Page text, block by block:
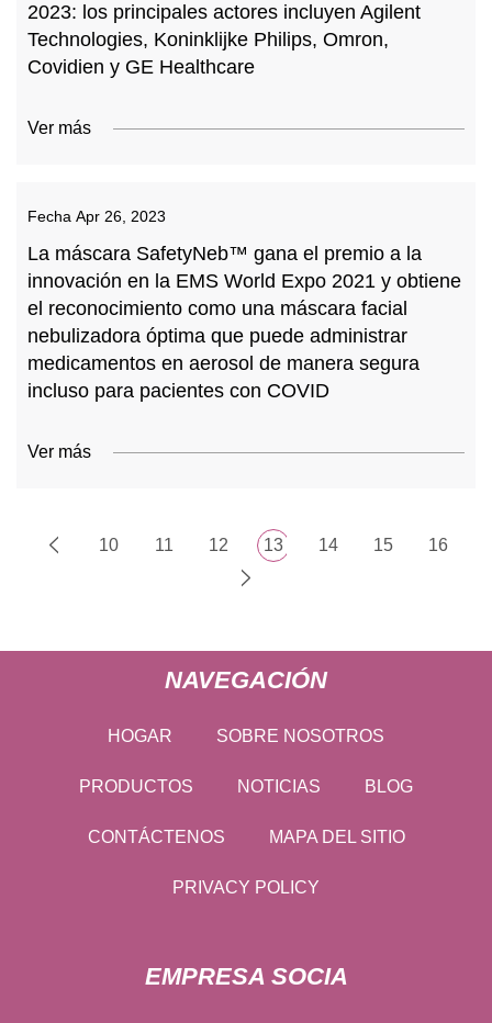
2023: los principales actores incluyen Agilent
Technologies, Koninklijke Philips, Omron,
Covidien y GE Healthcare
Ver más
Fecha Apr 26, 2023
La máscara SafetyNeb™ gana el premio a la
innovación en la EMS World Expo 2021 y obtiene
el reconocimiento como una máscara facial
nebulizadora óptima que puede administrar
medicamentos en aerosol de manera segura
incluso para pacientes con COVID
Ver más
10 11 12 13 14 15 16
NAVEGACIÓN
HOGAR SOBRE NOSOTROS
PRODUCTOS NOTICIAS BLOG
CONTÁCTENOS MAPA DEL SITIO
PRIVACY POLICY
EMPRESA SOCIA